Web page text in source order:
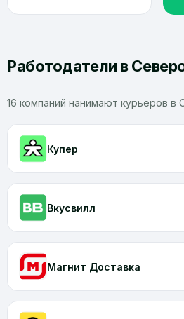
Работодатели в
16 компаний нанимают курьеров в
Купер
Вкусвилл
Магнит Доставка